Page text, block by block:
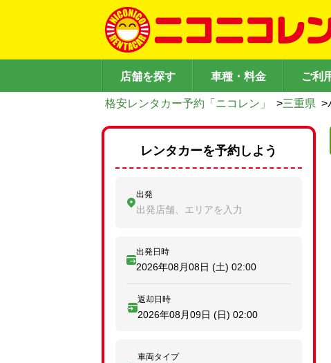
店舗を探す 車種・料金 ご利
格安レンタカー予約「ニコレン」 >三重県 >
レンタカーを予約しよう
出発
出発店舗、エリアを入力
出発日時
2026年08月08日 (土) 02:00
返却日時
2026年08月09日 (日) 02:00
車両タイプ